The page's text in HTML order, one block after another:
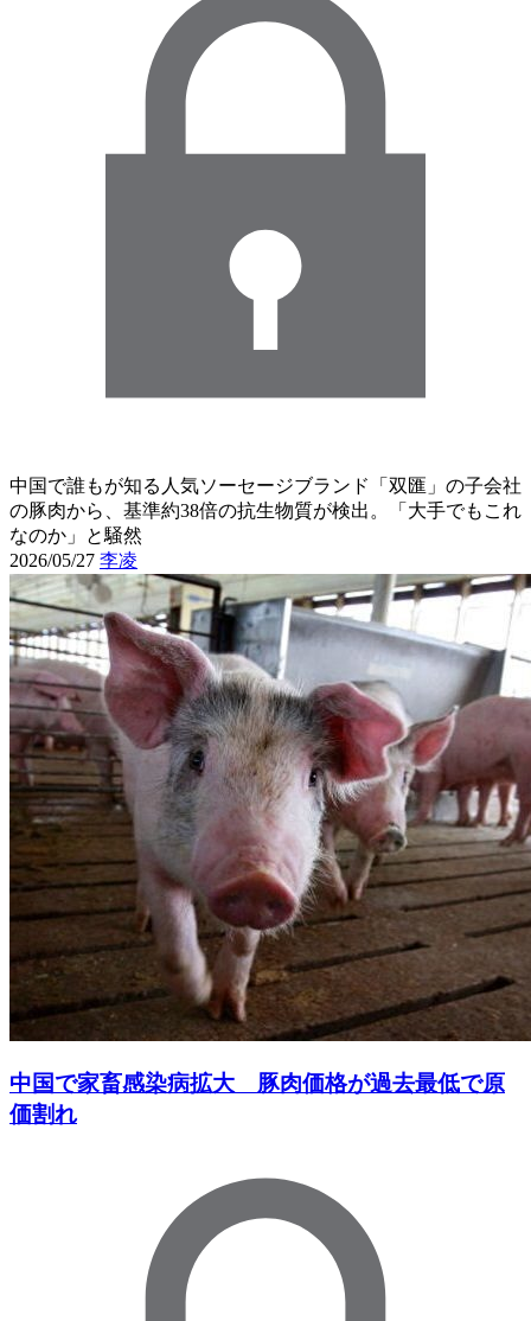
中国で誰もが知る人気ソーセージブランド「双匯」の子会社
の豚肉から、基準約38倍の抗生物質が検出。「大手でもこれ
なのか」と騒然
2026/05/27 李凌
中国で家畜感染病拡大 豚肉価格が過去最低で原
価割れ